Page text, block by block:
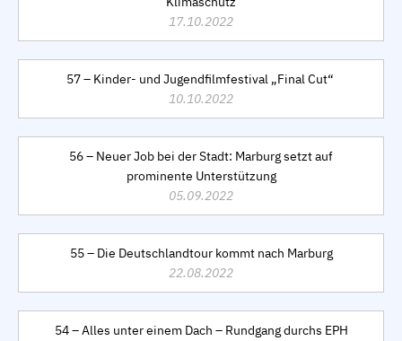
17.10.2022
57 – Kinder- und Jugendfilmfestival „Final Cut“
10.10.2022
56 – Neuer Job bei der Stadt: Marburg setzt auf
prominente Unterstützung
05.09.2022
55 – Die Deutschlandtour kommt nach Marburg
22.08.2022
54 – Alles unter einem Dach – Rundgang durchs EPH